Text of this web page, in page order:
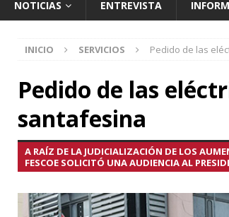
NOTICIAS ENTREVISTA
INICIO SERVICIOS Pedido de las
Pedido de las
santafesina
A RAÍZ DE LA JUDICIALIZACIÓN DE LOS
FESCOE SOLICITÓ UNA AUDIENCIA AL